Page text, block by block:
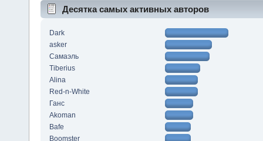
Десятка самых активных авторов
Dark
asker
Самаэль
Tiberius
Alina
Red-n-White
Ганс
Akoman
Bafe
Boomster